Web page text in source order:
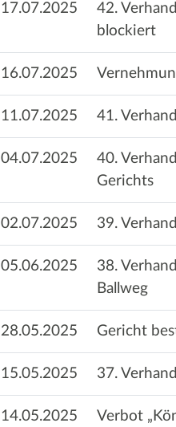
17.07.2025
42.
blockiert
16.07.2025
11.07.2025 41.
04.07.2025
40.
Gerichts
02.07.2025 39.
05.06.2025
38.
Ballweg
28.05.2025 Gericht
15.05.2025 37.
14.05.2025
Verbot